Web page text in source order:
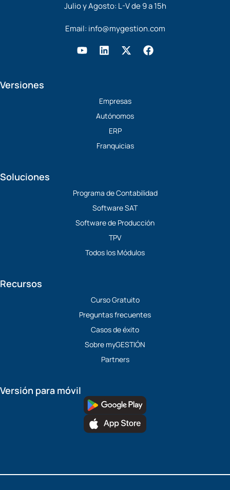
Julio y Agosto: L-V de 9 a 15h
Email: info@mygestion.com
Y L
d
i
n
X
t
t
e
F
a
Versiones
Empresas
Autónomos
ERP
Franquicias
Soluciones
Programa de Contabilidad
Software SAT
Software de Producción
TPV
Todos los Módulos
Recursos
Curso Gratuito
Preguntas frecuentes
Casos de éxito
Sobre myGESTIÓN
Partners
Versión para móvil